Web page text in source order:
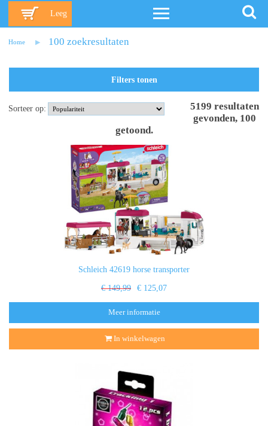
Leeg
Home 100 zoekresultaten
Filters tonen
Sorteer op: 5199 resultaten
gevonden, 100
getoond.
Schleich 42619 horse transporter
€ 149,99 € 125,07
Meer informatie
In winkelwagen